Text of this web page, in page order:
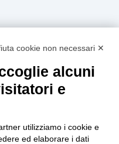
found
cookie non necessari ✕
alcuni
e
utilizziamo i cookie e
ed elaborare i dati